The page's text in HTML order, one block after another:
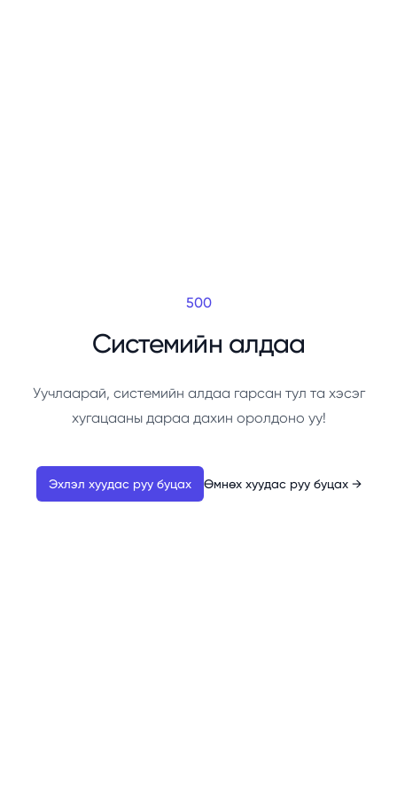
500
Системийн алдаа
Уучлаарай, системийн алдаа гарсан тул та хэсэг
хугацааны дараа дахин оролдоно уу!
Эхлэл хуудас руу буцах Өмнөх хуудас руу буцах →